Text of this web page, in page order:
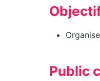
Public